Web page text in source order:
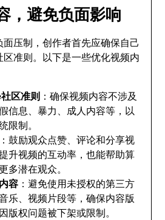
，避免负面影响
压制，创作者首先应确保自己
准则。以下是一些优化视频内
区准则 ：确保视频内容不涉及
信息、暴力、成人内容等，以
限制。
：鼓励观众点赞、评论和分享视
升视频的互动率，也能帮助算
多潜在观众。
容 ：避免使用未授权的第三方
乐、视频片段等，确保内容版
版权问题被下架或限制。